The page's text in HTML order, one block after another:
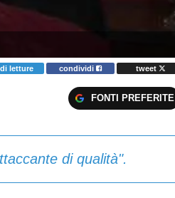
letture condividi
tweet
FONTI PREFERITE
di qualità".